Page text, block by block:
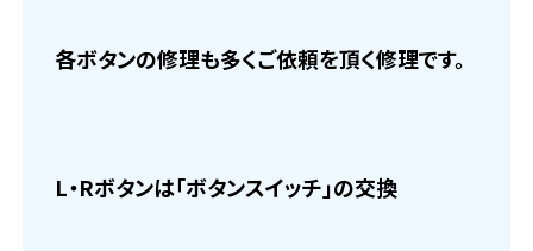
各ボタンの修理も多くご依頼を頂く修理です。
L・Rボタンは「ボタンスイッチ」の交換